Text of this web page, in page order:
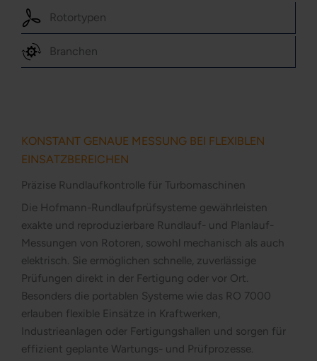
Rotortypen
Branchen
KONSTANT GENAUE MESSUNG BEI FLEXIBLEN
EINSATZBEREICHEN
Präzise Rundlaufkontrolle für Turbomaschinen
Die Hofmann-Rundlaufprüfsysteme gewährleisten
exakte und reproduzierbare Rundlauf- und Planlauf-
Messungen von Rotoren, sowohl mechanisch als auch
elektrisch. Sie ermöglichen schnelle, zuverlässige
Prüfungen direkt in der Fertigung oder vor Ort.
Besonders die portablen Systeme wie das RO 7000
erlauben flexible Einsätze in Kraftwerken,
Industrieanlagen oder Fertigungshallen und sorgen für
effizient geplante Wartungs- und Prüfprozesse.